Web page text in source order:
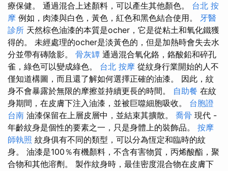
療保健。 通過混合上述顏料，可以產生其他顏色。 台北 按
摩 例如，肉漆與白色，黃色，紅色和黑色結合使用。 牙醫
診所 天然棕色油漆的本質是ocher，它是從粘土和氧化鐵獲
得的。 未經處理的ocher是淡黃色的，但是加熱時會失去水
分並帶有磚陰影。 骨灰罈 通過混合氧化鉻，鉻酸鉛和碎孔
雀，綠色可以變成綠色。 台北 按摩 從紋身行業開始的人不
僅知道構圖，而且還了解如何選擇正確的油漆。 因此，紋
身不會暴露於無限的摩擦並持續更長的時間。 自助餐 在紋
身期間，在皮膚下注入油漆，並被巨噬細胞吸收。 台胞證
台南 油漆保留在上層皮層中，並結束其擴散。 喬骨 現代 -
年齡紋身是個性的要素之一，只是身體上的裝飾品。 按摩
師執照 紋身俱有不同的類型，可以分為恆定和臨時的紋
身。 油漆是100％有機顏料，不含有害物質，丙烯酸酯，聚
合物和其他溶劑。 製作紋身時，最佳密度混合物在皮膚下